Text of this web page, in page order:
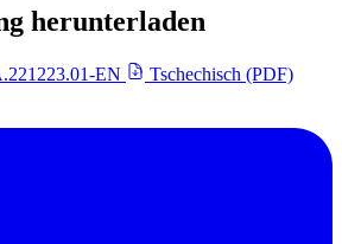
herunterladen
EN
Tschechisch (PDF)